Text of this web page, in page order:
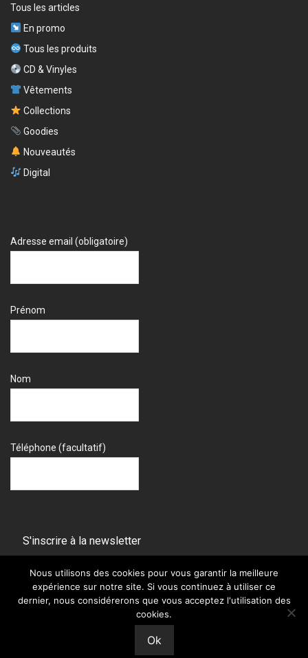
Tous les articles
En promo
Tous les produits
CD & Vinyles
Vêtements
Collections
Goodies
Nouveautés
Digital
Adresse email (obligatoire)
Prénom
Nom
Téléphone (facultatif)
adrii.fr
Nous utilisons des cookies pour vous garantir la meilleure
expérience sur notre site. Si vous continuez à utiliser ce
dernier, nous considérerons que vous acceptez l'utilisation des
cookies.
Ok